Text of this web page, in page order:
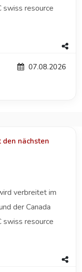
swiss resource
07.08.2026
den nächsten
verbreitet im
der Canada
swiss resource